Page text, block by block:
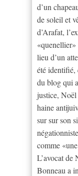
d’un
de soleil et
d’Arafat,
lieu d’un
été identifié,
du blog qui
justice,
haine
sur sur son
comme
L’avocat de
Bonneau a